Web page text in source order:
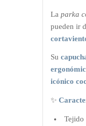
Laparka
pueden ir
Su
icónico
✨